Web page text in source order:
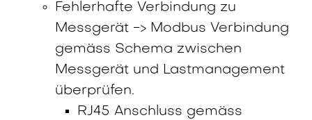
Fehlerhafte Verbindung zu
Messgerät -> Modbus Verbindung
gemäss Schema zwischen
Messgerät und Lastmanagement
überprüfen.
RJ45 Anschluss gemäss